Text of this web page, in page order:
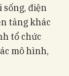
điện
tảng khác
tổ chức
mô hình,